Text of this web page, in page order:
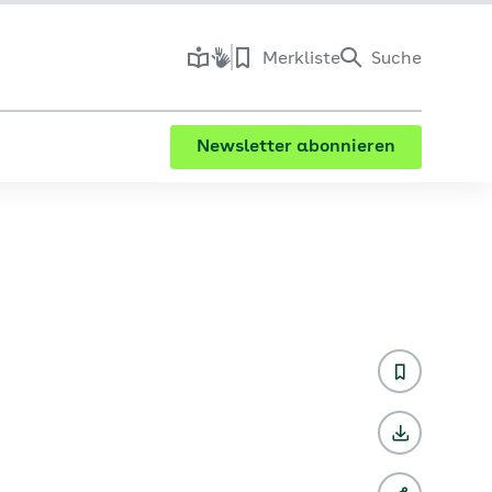
Merkliste Suche
Newsletter abonnieren